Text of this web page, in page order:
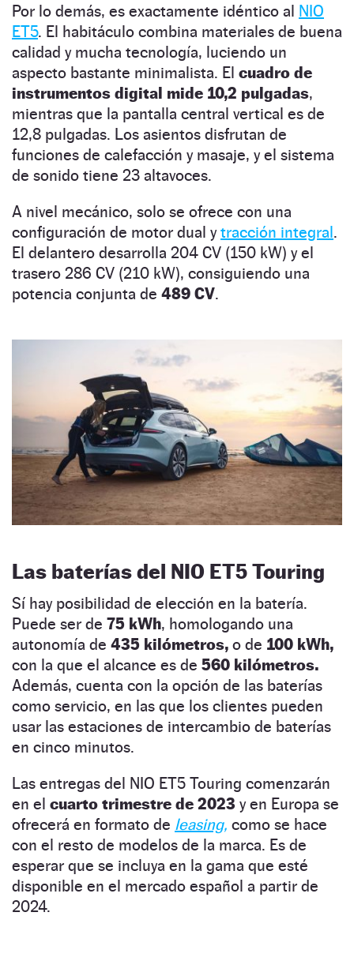
Por lo demás, es exactamente idéntico al NIO
ET5. El habitáculo combina materiales de buena
calidad y mucha tecnología, luciendo un
aspecto bastante minimalista. El cuadro de
instrumentos digital mide 10,2 pulgadas,
mientras que la pantalla central vertical es de
12,8 pulgadas. Los asientos disfrutan de
funciones de calefacción y masaje, y el sistema
de sonido tiene 23 altavoces.
A nivel mecánico, solo se ofrece con una
configuración de motor dual ytracción integral.
El delantero desarrolla 204 CV (150 kW) y el
trasero 286 CV (210 kW), consiguiendo una
potencia conjunta de 489 CV.
Las baterías del NIO ET5 Touring
Sí hay posibilidad de elección en la batería.
Puede ser de 75 kWh, homologando una
autonomía de 435 kilómetros, o de 100 kWh,
con la que el alcance es de 560 kilómetros.
Además, cuenta con la opción de las baterías
como servicio, en las que los clientes pueden
usar las estaciones de intercambio de baterías
en cinco minutos.
Las entregas del NIO ET5 Touring comenzarán
en el cuarto trimestre de 2023 y en Europa se
ofrecerá en formato de leasing, como se hace
con el resto de modelos de la marca. Es de
esperar que se incluya en la gama que esté
disponible en el mercado español a partir de
2024.